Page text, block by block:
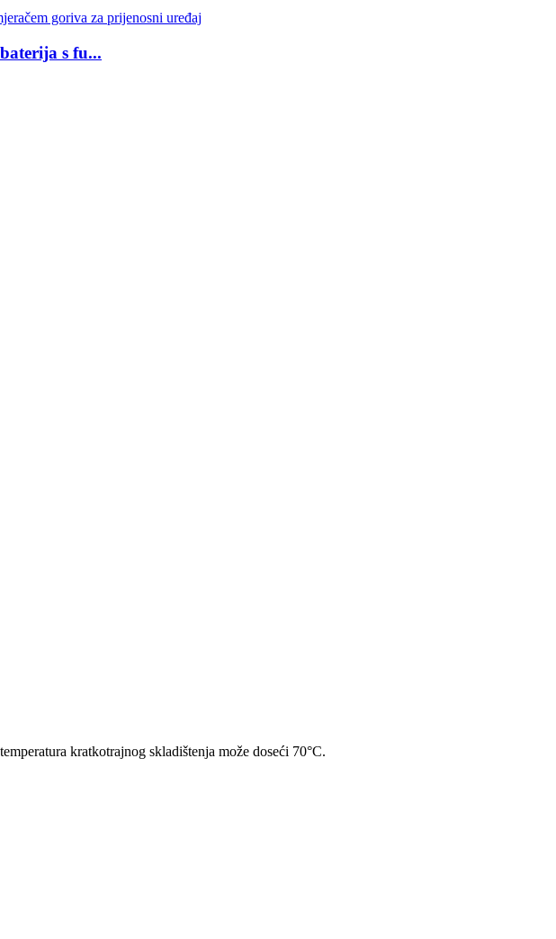
s fu...
kratkotrajnog skladištenja može doseći 70°C.